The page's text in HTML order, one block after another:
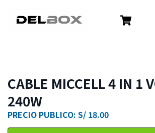
CABLE MICCELL 4 IN 1
240W
PRECIO PUBLICO: S/ 18.00